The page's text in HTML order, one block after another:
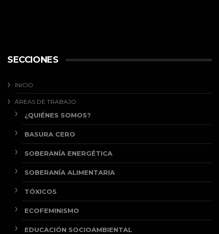
SECCIONES
INICIO
ÁREAS DE TRABAJO
¿QUIÉNES SOMOS?
BASURA CERO
SOBERANÍA ENERGÉTICA
SOBERANÍA ALIMENTARIA
TÓXICOS
ECOFEMINISMO
EDUCACIÓN SOCIOAMBIENTAL